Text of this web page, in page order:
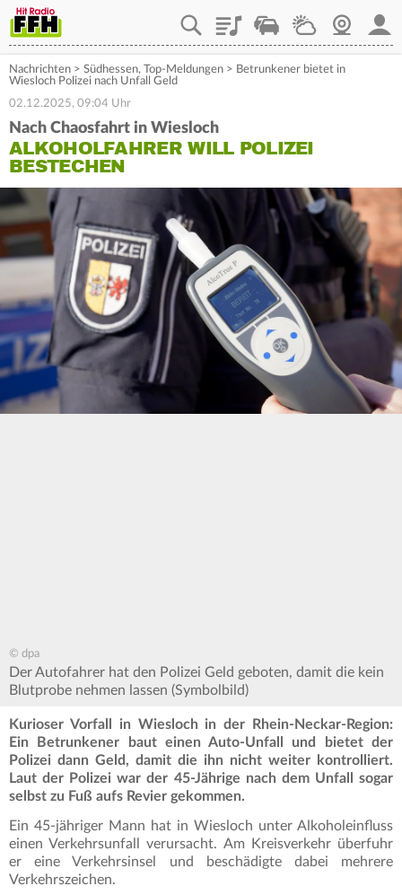
PlaylistStaupilotWetterWebcam
Nachrichten > Südhessen, Top-Meldungen > Betrunkener bietet in
Wiesloch Polizei nach Unfall Geld
02.12.2025, 09:04 Uhr
Nach Chaosfahrt in Wiesloch
ALKOHOLFAHRER WILL POLIZEI
BESTECHEN
© dpa
Der Autofahrer hat den Polizei Geld geboten, damit die kein
Blutprobe nehmen lassen (Symbolbild)
Kurioser Vorfall in Wiesloch in der Rhein-Neckar-Region:
Ein Betrunkener baut einen Auto-Unfall und bietet der
Polizei dann Geld, damit die ihn nicht weiter kontrolliert.
Laut der Polizei war der 45-Jährige nach dem Unfall sogar
selbst zu Fuß aufs Revier gekommen.
Ein 45-jähriger Mann hat in Wiesloch unter Alkoholeinfluss
einen Verkehrsunfall verursacht. Am Kreisverkehr überfuhr
er eine Verkehrsinsel und beschädigte dabei mehrere
Verkehrszeichen.